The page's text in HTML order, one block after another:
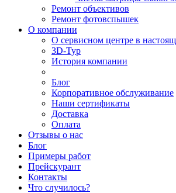
Ремонт объективов
Ремонт фотовспышек
О компании
О сервисном центре в
3D-Тур
История компании
Блог
Корпоративное обслуживание
Наши сертификаты
Доставка
Оплата
Отзывы о нас
Блог
Примеры работ
Прейскурант
Контакты
Что случилось?